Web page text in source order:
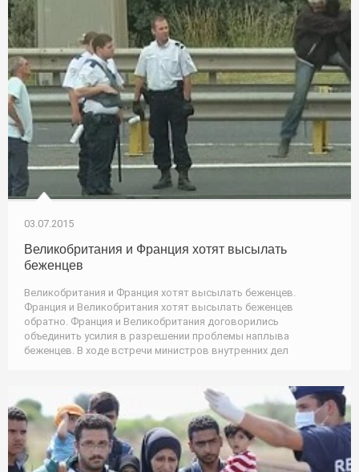
03.07.2015
Великобритания и Франция хотят высылать
беженцев
Великобритания и Франция хотят высылать беженцев.
Франция и Великобритания хотят высылать беженцев
обратно. Франция и Великобритания договорились
объединить усилия в разрешении проблемы наплыва
беженцев. В ходе встречи министров внутренних дел